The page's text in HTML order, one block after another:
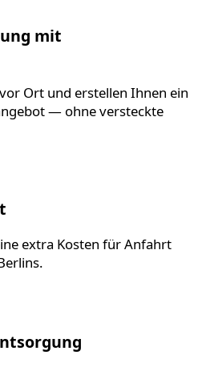
mit
Ort und erstellen Ihnen ein
— ohne versteckte
extra Kosten für Anfahrt